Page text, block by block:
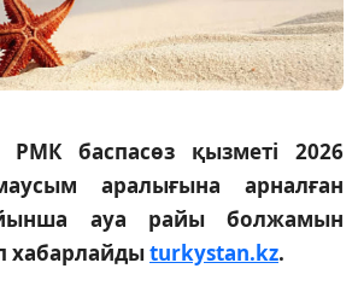
РМК баспасөз қызметі 2026
аралығына арналған
ауа райы болжамын
хабарлайдыturkystan.kz.